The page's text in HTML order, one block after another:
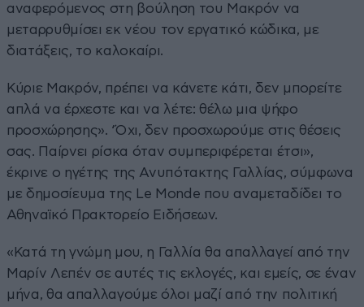
αναφερόμενος στη βούληση του Μακρόν να
μεταρρυθμίσει εκ νέου τον εργατικό κώδικα, με
διατάξεις, το καλοκαίρι.
Κύριε Μακρόν, πρέπει να κάνετε κάτι, δεν μπορείτε
απλά να έρχεστε και να λέτε: θέλω μια ψήφο
προσχώρησης». ‘Όχι, δεν προσχωρούμε στις θέσεις
σας. Παίρνει ρίσκα όταν συμπεριφέρεται έτσι»,
έκρινε ο ηγέτης της Ανυπότακτης Γαλλίας, σύμφωνα
με δημοσίευμα της Le Monde που αναμεταδίδει το
Αθηναϊκό Πρακτορείο Ειδήσεων.
«Κατά τη γνώμη μου, η Γαλλία θα απαλλαγεί από την
Μαρίν Λεπέν σε αυτές τις εκλογές, και εμείς, σε έναν
μήνα, θα απαλλαγούμε όλοι μαζί από την πολιτική